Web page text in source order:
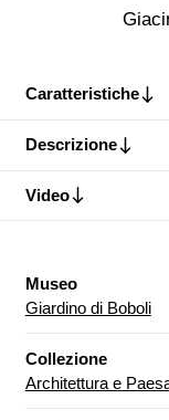
Caratteristiche
Descrizione
Video
Museo
Giardino di Boboli
Collezione
Architettura e